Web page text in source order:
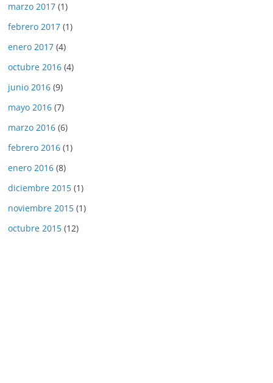
marzo 2017 (1)
febrero 2017 (1)
enero 2017 (4)
octubre 2016 (4)
junio 2016 (9)
mayo 2016 (7)
marzo 2016 (6)
febrero 2016 (1)
enero 2016 (8)
diciembre 2015 (1)
noviembre 2015 (1)
octubre 2015 (12)